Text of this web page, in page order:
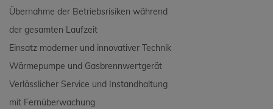
Übernahme der Betriebsrisiken während
der gesamten Laufzeit
Einsatz moderner und innovativer Technik
Wärmepumpe und Gasbrennwertgerät
Verlässlicher Service und Instandhaltung
mit Fernüberwachung